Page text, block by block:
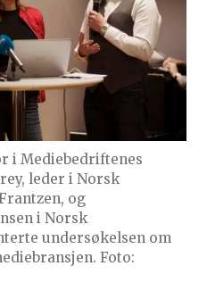
i Mediebedriftenes
leder i Norsk
og
i Norsk
undersøkelsen om
Foto: